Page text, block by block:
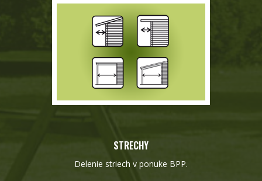
STRECHY
Delenie striech v ponuke BPP.